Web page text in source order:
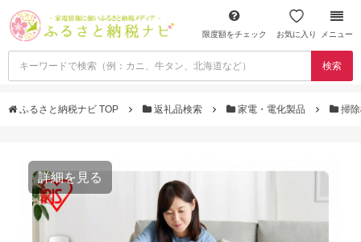
限度額をチェック お気に入り メニュー
検索
ふるさと納税ナビ TOP 返礼品検索 家電・電化製品 掃
詳細を見る